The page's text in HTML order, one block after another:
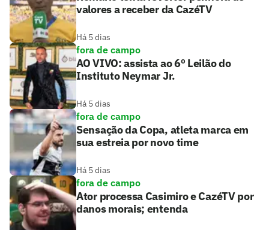
valores a receber da CazéTV
Há 5 dias
fora de campo
AO VIVO: assista ao 6º Leilão do
Instituto Neymar Jr.
Há 5 dias
fora de campo
Sensação da Copa, atleta marca em
sua estreia por novo time
Há 5 dias
fora de campo
Ator processa Casimiro e CazéTV por
danos morais; entenda